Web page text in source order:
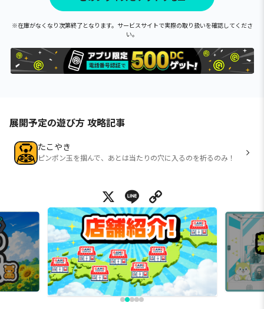
※在庫がなくなり次第終了となります。サービスサイトで実際の取り扱いを確認してくださ
い。
展開予定の遊び方 攻略記事
たこやき
ピンポン玉を掴んで、あとは当たりの穴に入るのを祈るのみ！
X Line